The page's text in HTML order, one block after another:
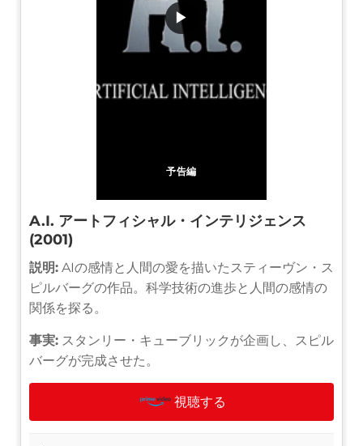
予告編
▶
A.I. アートフィシャル・インテリジェンス
(2001)
説明: AIの感情と人間の愛を描いたスティーヴン・ス
ピルバーグの作品。科学技術の進歩と人間の感情の
関係を探る。
事実: スタンリー・キューブリックが企画し、スピル
バーグが完成させた。
視聴する